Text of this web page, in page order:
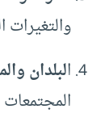
البلدان